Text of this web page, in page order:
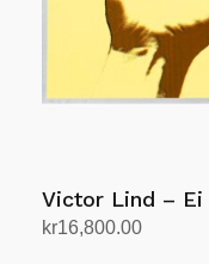
Victor Lind – Ei
kr16,800.00